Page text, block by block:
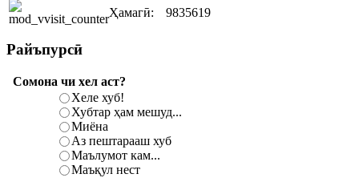
Ҳамагӣ: 9835619
Райъпурсӣ
Сомона чи хел аст?
Хеле хуб!
Хубтар ҳам мешуд...
Миёна
Аз пештарааш хуб
Маълумот кам...
Маъқул нест